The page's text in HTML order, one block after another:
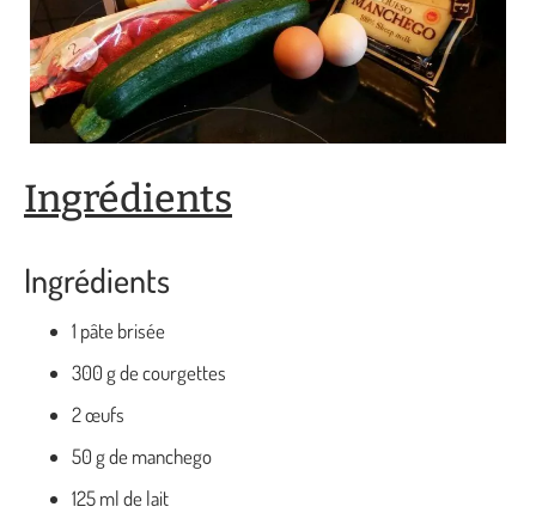
Ingrédients
Ingrédients
1 pâte brisée
300 g de courgettes
2 œufs
50 g de manchego
125 ml de lait